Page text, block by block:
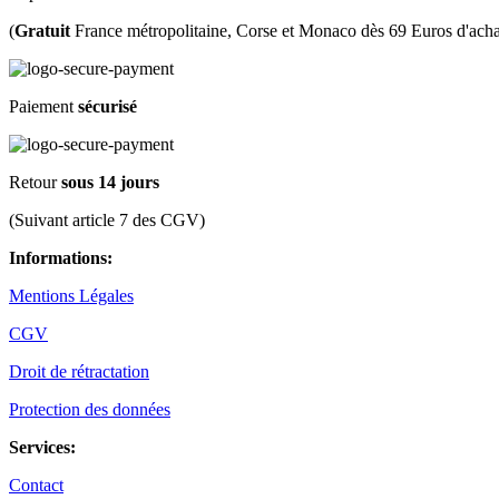
(Gratuit France métropolitaine, Corse et Monaco dès 69 Euros
Paiement sécurisé
Retoursous 14 jours
(Suivant article 7 des CGV)
Informations:
Mentions Légales
CGV
Droit de rétractation
Protection des données
Services:
Contact